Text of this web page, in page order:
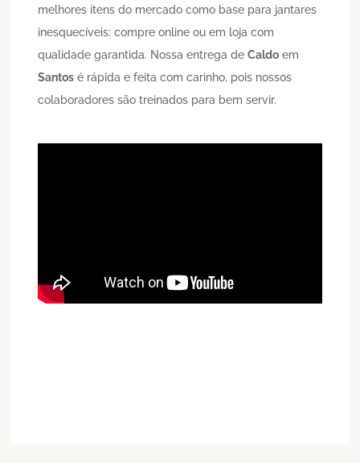
melhores itens do mercado como base para jantares
inesquecíveis: compre online ou em loja com
qualidade garantida. Nossa entrega deCaldo em
Santos é rápida e feita com carinho, pois nossos
colaboradores são treinados para bem servir.